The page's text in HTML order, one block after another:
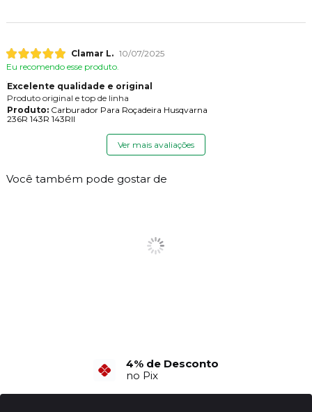
Clamar L. 10/07/2025
Eu recomendo esse produto.
Excelente qualidade e original
Produto original e top de linha
Produto:Carburador Para Roçadeira Husqvarna
236R 143R 143RII
Ver mais avaliações
Você também pode gostar de
6X Sem Juros
no Cartão de Crédito